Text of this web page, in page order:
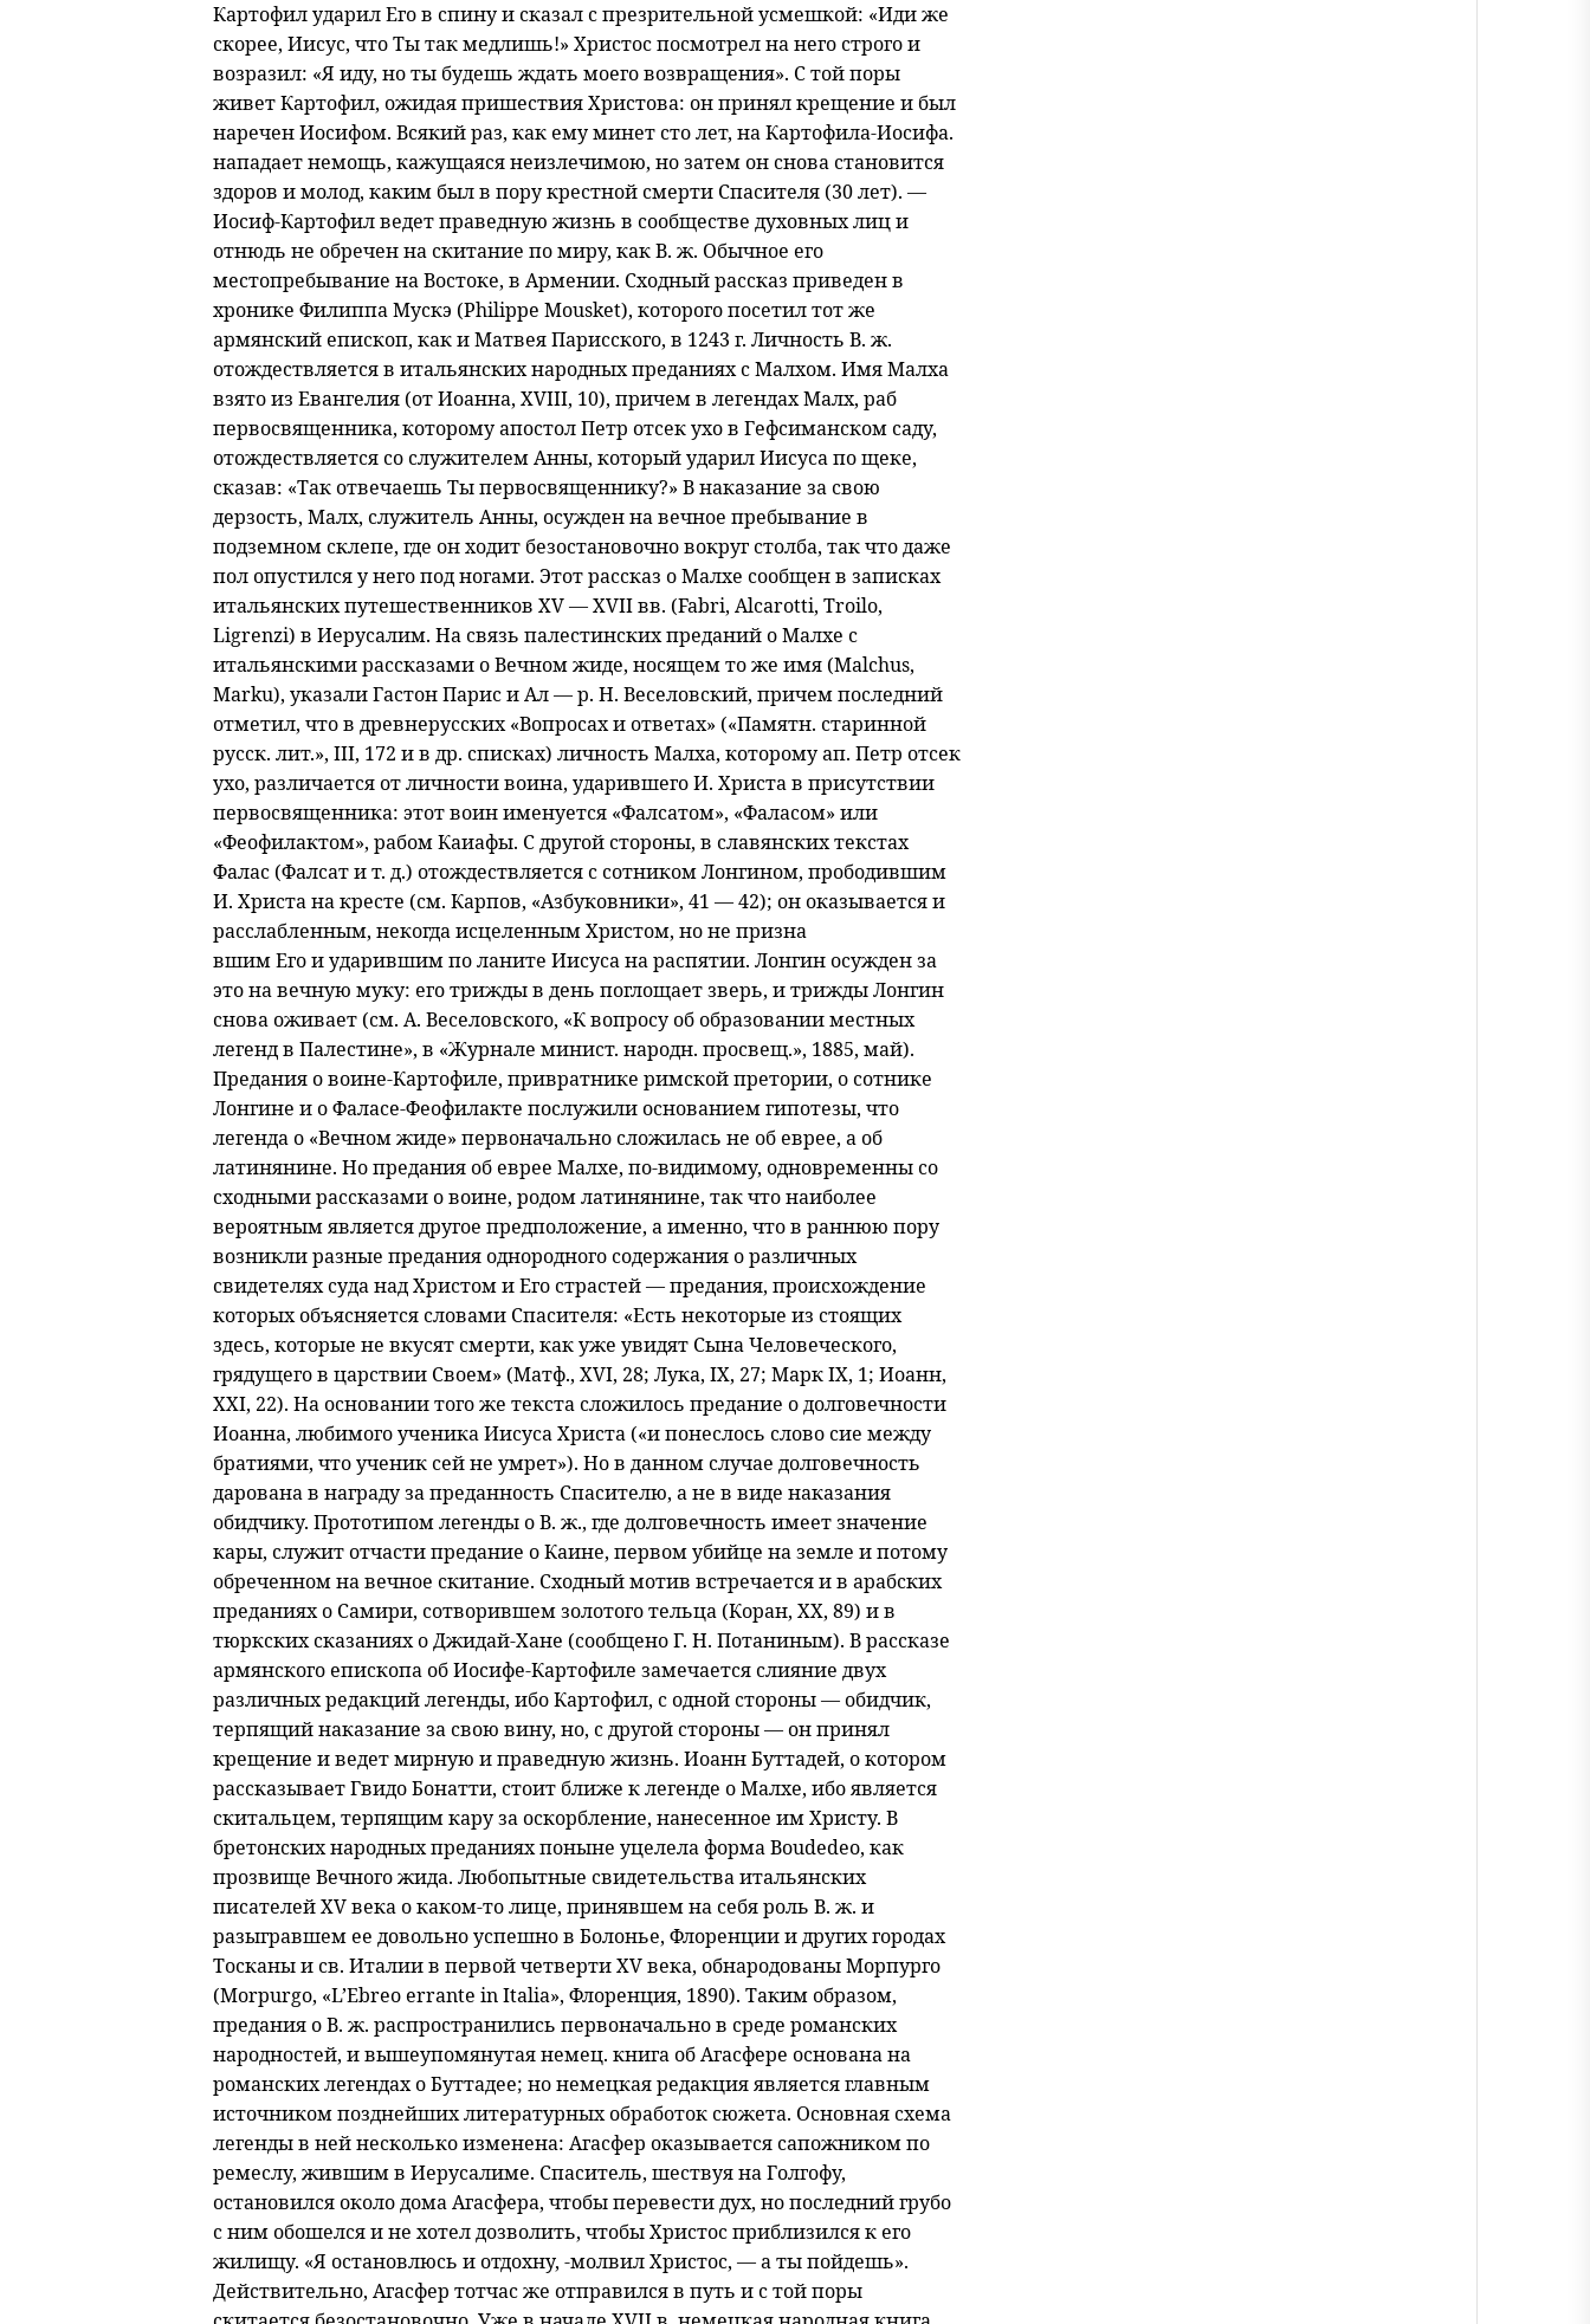
Картофил ударил Его в спину и сказал с презрительной усмешкой: «Иди же
скорее, Иисус, что Ты так медлишь!» Христос посмотрел на него строго и
возразил: «Я иду, но ты будешь ждать моего возвращения». С той поры
живет Картофил, ожидая пришествия Христова: он принял крещение и был
наречен Иосифом. Всякий раз, как ему минет сто лет, на Картофила-Иосифа.
нападает немощь, кажущаяся неизлечимою, но затем он снова становится
здоров и молод, каким был в пору крестной смерти Спасителя (30 лет). —
Иосиф-Картофил ведет праведную жизнь в сообществе духовных лиц и
отнюдь не обречен на скитание по миру, как В. ж. Обычное его
местопребывание на Востоке, в Армении. Сходный рассказ приведен в
хронике Филиппа Мускэ (Philippe Mousket), которого посетил тот же
армянский епископ, как и Матвея Парисского, в 1243 г. Личность В. ж.
отождествляется в итальянских народных преданиях с Малхом. Имя Малха
взято из Евангелия (от Иоанна, XVIII, 10), причем в легендах Малх, раб
первосвященника, которому апостол Петр отсек ухо в Гефсиманском саду,
отождествляется со служителем Анны, который ударил Иисуса по щеке,
сказав: «Так отвечаешь Ты первосвященнику?» В наказание за свою
дерзость, Малх, служитель Анны, осужден на вечное пребывание в
подземном склепе, где он ходит безостановочно вокруг столба, так что даже
пол опустился у него под ногами. Этот рассказ о Малхе сообщен в записках
итальянских путешественников XV — XVII вв. (Fabri, Alcarotti, Troilo,
Ligrenzi) в Иерусалим. На связь палестинских преданий о Малхе с
итальянскими рассказами о Вечном жиде, носящем то же имя (Malchus,
Marku), указали Гастон Парис и Ал — р. Н. Веселовский, причем последний
отметил, что в древнерусских «Вопросах и ответах» («Памятн. старинной
русск. лит.», III, 172 и в др. списках) личность Малха, которому ап. Петр отсек
ухо, различается от личности воина, ударившего И. Христа в присутствии
первосвященника: этот воин именуется «Фалсатом», «Фаласом» или
«Феофилактом», рабом Каиафы. С другой стороны, в славянских текстах
Фалас (Фалсат и т. д.) отождествляется с сотником Лонгином, прободившим
И. Христа на кресте (см. Карпов, «Азбуковники», 41 — 42); он оказывается и
расслабленным, некогда исцеленным Христом, но не призна
вшим Его и ударившим по ланите Иисуса на распятии. Лонгин осужден за
это на вечную муку: его трижды в день поглощает зверь, и трижды Лонгин
снова оживает (см. А. Веселовского, «К вопросу об образовании местных
легенд в Палестине», в «Журнале минист. народн. просвещ.», 1885, май).
Предания о воине-Картофиле, привратнике римской претории, о сотнике
Лонгине и о Фаласе-Феофилакте послужили основанием гипотезы, что
легенда о «Вечном жиде» первоначально сложилась не об еврее, а об
латинянине. Но предания об еврее Малхе, по-видимому, одновременны со
сходными рассказами о воине, родом латинянине, так что наиболее
вероятным является другое предположение, а именно, что в раннюю пору
возникли разные предания однородного содержания о различных
свидетелях суда над Христом и Его страстей — предания, происхождение
которых объясняется словами Спасителя: «Есть некоторые из стоящих
здесь, которые не вкусят смерти, как уже увидят Сына Человеческого,
грядущего в царствии Своем» (Матф., XVI, 28; Лука, IX, 27; Марк IX, 1; Иоанн,
XXI, 22). На основании того же текста сложилось предание о долговечности
Иоанна, любимого ученика Иисуса Христа («и понеслось слово сие между
братиями, что ученик сей не умрет»). Но в данном случае долговечность
дарована в награду за преданность Спасителю, а не в виде наказания
обидчику. Прототипом легенды о В. ж., где долговечность имеет значение
кары, служит отчасти предание о Каине, первом убийце на земле и потому
обреченном на вечное скитание. Сходный мотив встречается и в арабских
преданиях о Самири, сотворившем золотого тельца (Коран, XX, 89) и в
тюркских сказаниях о Джидай-Хане (сообщено Г. Н. Потаниным). В рассказе
армянского епископа об Иосифе-Картофиле замечается слияние двух
различных редакций легенды, ибо Картофил, с одной стороны — обидчик,
терпящий наказание за свою вину, но, с другой стороны — он принял
крещение и ведет мирную и праведную жизнь. Иоанн Буттадей, о котором
рассказывает Гвидо Бонатти, стоит ближе к легенде о Малхе, ибо является
скитальцем, терпящим кару за оскорбление, нанесенное им Христу. В
бретонских народных преданиях поныне уцелела форма Boudedeo, как
прозвище Вечного жида. Любопытные свидетельства итальянских
писателей XV века о каком-то лице, принявшем на себя роль В. ж. и
разыгравшем ее довольно успешно в Болонье, Флоренции и других городах
Тосканы и св. Италии в первой четверти XV века, обнародованы Морпурго
(Morpurgo, «L’Ebreo errante in Italia», Флоренция, 1890). Таким образом,
предания о В. ж. распространились первоначально в среде романских
народностей, и вышеупомянутая немец. книга об Агасфере основана на
романских легендах о Буттадее; но немецкая редакция является главным
источником позднейших литературных обработок сюжета. Основная схема
легенды в ней несколько изменена: Агасфер оказывается сапожником по
ремеслу, жившим в Иерусалиме. Спаситель, шествуя на Голгофу,
остановился около дома Агасфера, чтобы перевести дух, но последний грубо
с ним обошелся и не хотел дозволить, чтобы Христос приблизился к его
жилищу. «Я остановлюсь и отдохну, -молвил Христос, — а ты пойдешь».
Действительно, Агасфер тотчас же отправился в путь и с той поры